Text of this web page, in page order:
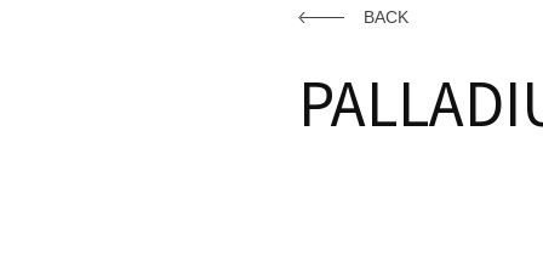
BACK